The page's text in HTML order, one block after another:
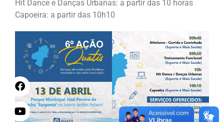
Hit Dance e Danças Urbanas: a partir das 10 horas
Capoeira: a partir das 10h10